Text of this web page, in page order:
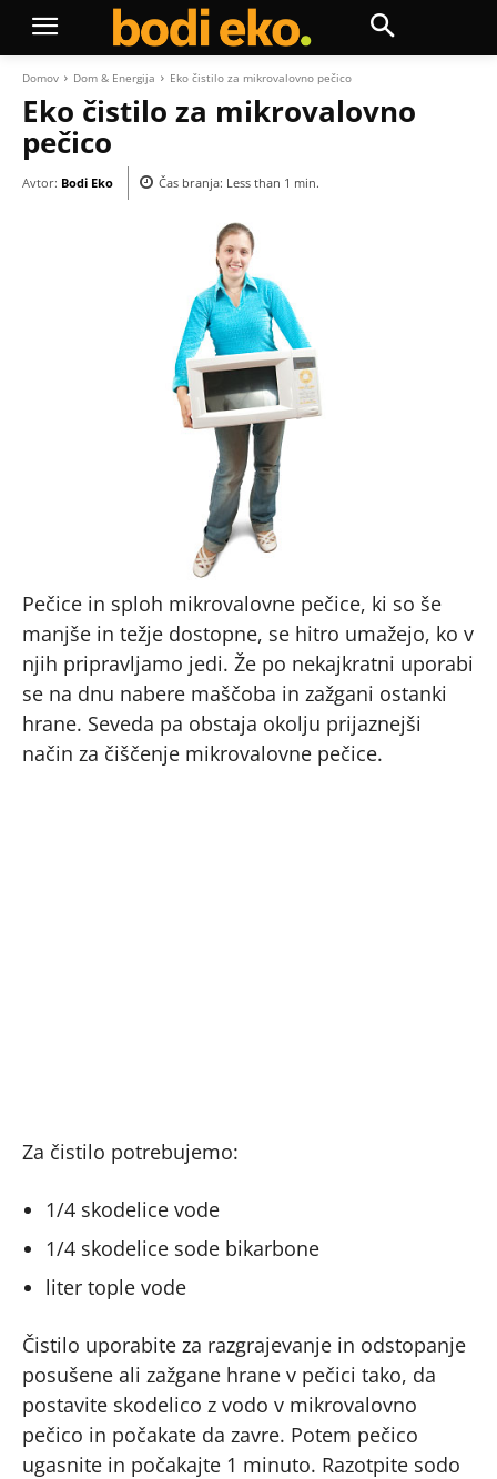
Domov Dom & Energija Eko čistilo za mikrovalovno pečico
Eko čistilo za mikrovalovno
pečico
Avtor: Bodi Eko Čas branja: Less than 1 min.
Pečice in sploh mikrovalovne pečice, ki so še
manjše in težje dostopne, se hitro umažejo, ko v
njih pripravljamo jedi. Že po nekajkratni uporabi
se na dnu nabere maščoba in zažgani ostanki
hrane. Seveda pa obstaja okolju prijaznejši
način za čiščenje mikrovalovne pečice.
Za čistilo potrebujemo:
1/4 skodelice vode
1/4 skodelice sode bikarbone
liter tople vode
Čistilo uporabite za razgrajevanje in odstopanje
posušene ali zažgane hrane v pečici tako, da
postavite skodelico z vodo v mikrovalovno
pečico in počakate da zavre. Potem pečico
ugasnite in počakajte 1 minuto. Razotpite sodo